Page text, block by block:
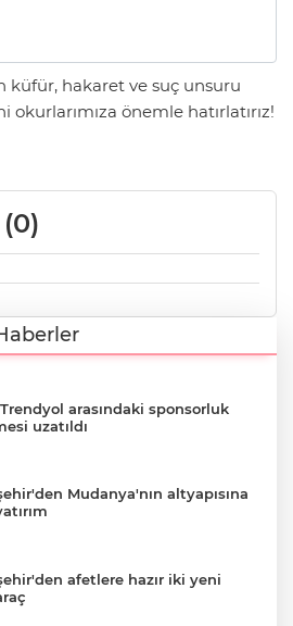
küfür, hakaret ve suç unsuru
önemle hatırlatırız!
0)
arasındaki sponsorluk
uzatıldı
Mudanya'nın altyapısına
afetlere hazır iki yeni